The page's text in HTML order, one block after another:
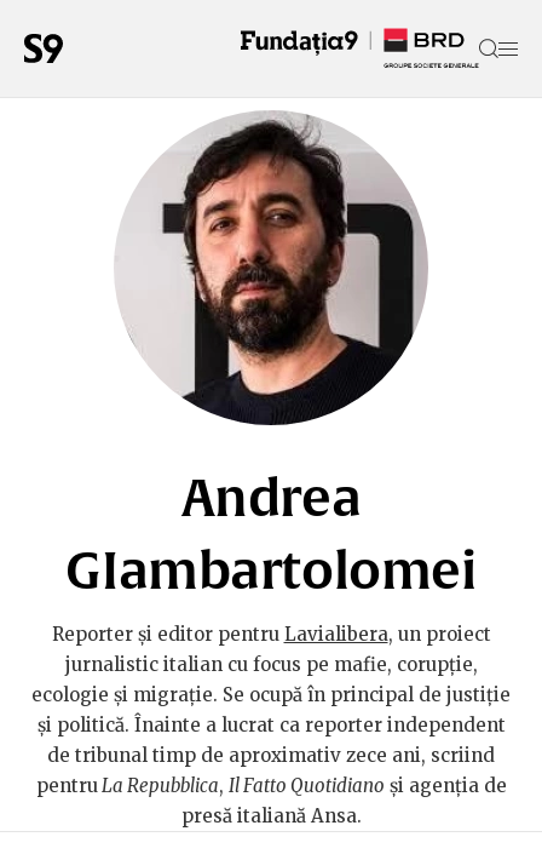
Andrea
GIambartolomei
Reporter și editor pentru Lavialibera, un proiect
jurnalistic italian cu focus pe mafie, corupție,
ecologie și migrație. Se ocupă în principal de justiție
și politică. Înainte a lucrat ca reporter independent
de tribunal timp de aproximativ zece ani, scriind
pentruLa Repubblica, Il Fatto Quotidiano și agenția de
presă italiană Ansa.